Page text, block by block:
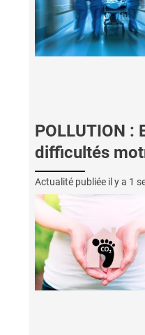
POLLUTION :
difficultés
Actualité publiée il y a 1